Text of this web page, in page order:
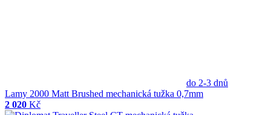
do 2-3 dnů
Lamy 2000 Matt Brushed mechanická tužka 0,7mm
2 020 Kč